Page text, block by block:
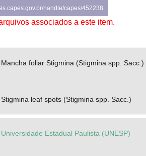
handle/capes/452238
associados a este item.
Mancha foliar Stigmina (Stigmina spp. Sacc.)
Stigmina leaf spots (Stigmina spp. Sacc.)
Universidade Estadual Paulista (UNESP)